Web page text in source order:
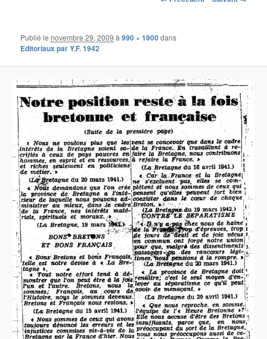
Publié lenovembre 29, 2009 à990 × 1900dans
Editoriaux par Y.F. 1942